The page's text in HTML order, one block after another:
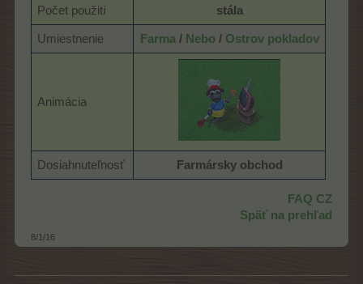
Počet použití stála
Umiestnenie Farma/ Nebo / Ostrov pokladov
Animácia
Dosiahnuteľnosť Farmársky obchod
FAQ CZ
Späť na prehľad
8/1/16